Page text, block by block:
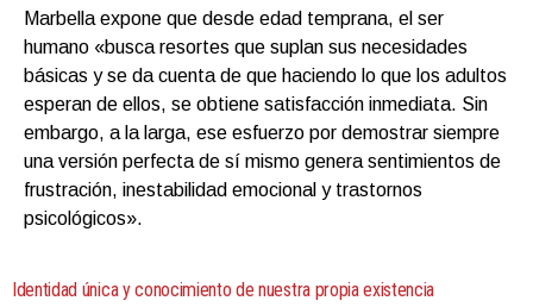
Marbella expone que desde edad temprana, el ser
humano «busca resortes que suplan sus necesidades
básicas y se da cuenta de que haciendo lo que los adultos
esperan de ellos, se obtiene satisfacción inmediata. Sin
embargo, a la larga, ese esfuerzo por demostrar siempre
una versión perfecta de sí mismo genera sentimientos de
frustración, inestabilidad emocional y trastornos
psicológicos».
Identidad única y conocimiento de nuestra propia existencia